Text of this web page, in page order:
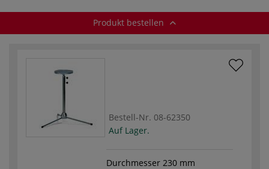
Produkt bestellen
Bestell-Nr. 08-62350
Auf Lager.
Durchmesser 230 mm